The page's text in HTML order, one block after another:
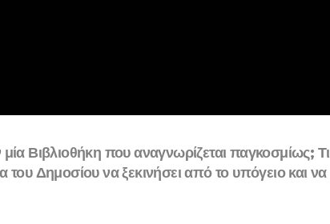
Βιβλιοθήκη που αναγνωρίζεται παγκοσμίως; Τι
του Δημοσίου να ξεκινήσει από το υπόγειο και να